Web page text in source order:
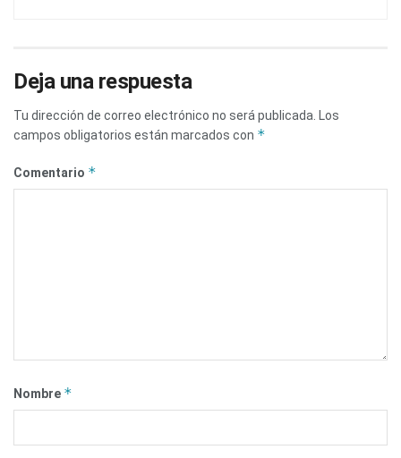
Deja una respuesta
Tu dirección de correo electrónico no será publicada.
Los
campos obligatorios están marcados con *
Comentario *
Nombre *